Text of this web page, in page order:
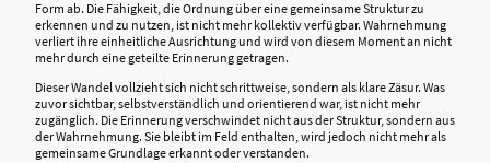
Form ab. Die Fähigkeit, die Ordnung über eine gemeinsame Struktur zu
erkennen und zu nutzen, ist nicht mehr kollektiv verfügbar. Wahrnehmung
verliert ihre einheitliche Ausrichtung und wird von diesem Moment an nicht
mehr durch eine geteilte Erinnerung getragen.
Dieser Wandel vollzieht sich nicht schrittweise, sondern als klare Zäsur. Was
zuvor sichtbar, selbstverständlich und orientierend war, ist nicht mehr
zugänglich. Die Erinnerung verschwindet nicht aus der Struktur, sondern aus
der Wahrnehmung. Sie bleibt im Feld enthalten, wird jedoch nicht mehr als
gemeinsame Grundlage erkannt oder verstanden.